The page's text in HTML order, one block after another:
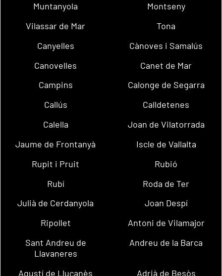
Muntanyola
Montseny
Vilassar de Mar
Tona
Canyelles
Cànoves i Samalús
Canovelles
Canet de Mar
Campins
Calonge de Segarra
Callús
Calldetenes
Calella
Joan de Vilatorrada
Jaume de Frontanyà
Iscle de Vallalta
Rupit i Pruit
Rubió
Rubí
Roda de Ter
Julià de Cerdanyola
Joan Despí
Ripollet
Antoni de Vilamajor
Sant Andreu de
Llavaneres
Andreu de la Barca
Agustí de Lluçanès
Adrià de Besòs